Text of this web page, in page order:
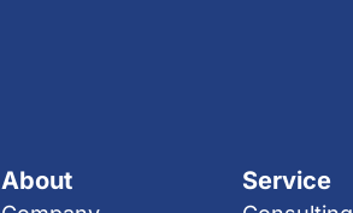
About Service